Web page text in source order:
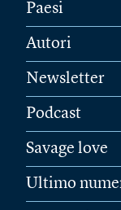
Paesi
Autori
Newsletter
Podcast
Savage love
Ultimo